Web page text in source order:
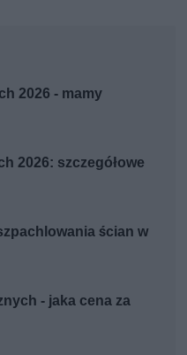
2026 - mamy
2026: szczegółowe
ścian w
- jaka cena za